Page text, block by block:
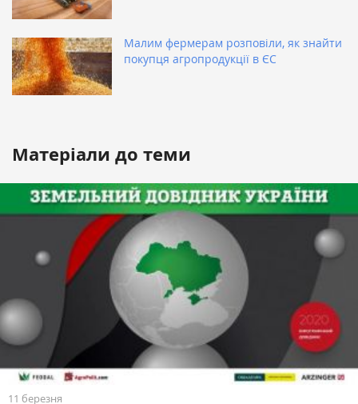
Малим фермерам розповіли, як знайти
покупця агропродукції в ЄС
Матеріали до теми
11 березня